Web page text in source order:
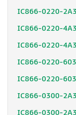
IC866-0220-
IC866-0220-
IC866-0220-
IC866-0220-
IC866-0220-
IC866-0300-
IC866-0300-